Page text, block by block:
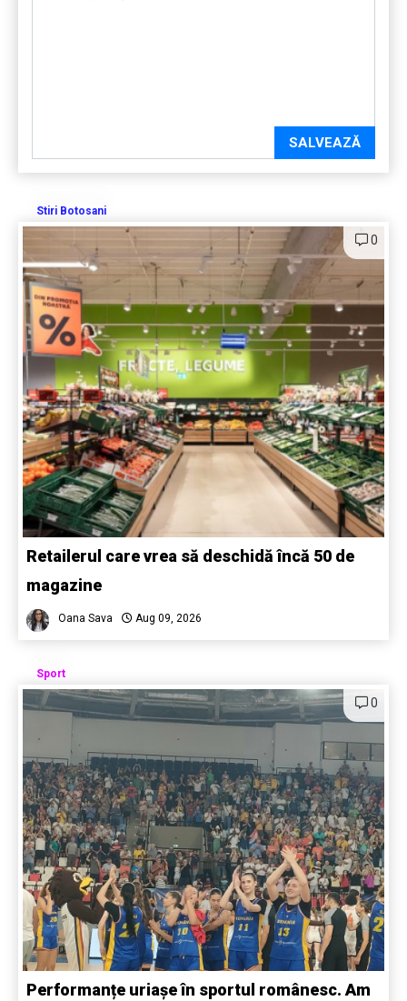
SALVEAZĂ
Stiri Botosani
0
Retailerul care vrea să deschidă încă 50 de
magazine
Oana Sava Aug 09, 2026
Sport
0
Performanțe uriașe în sportul românesc. Am